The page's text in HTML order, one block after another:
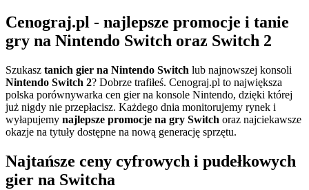
Cenograj.pl - najlepsze promocje i tanie
gry na Nintendo Switch oraz Switch 2
Szukasz tanich gier na Nintendo Switch lub najnowszej konsoli
Nintendo Switch 2? Dobrze trafiłeś. Cenograj.pl to największa
polska porównywarka cen gier na konsole Nintendo, dzięki której
już nigdy nie przepłacisz. Każdego dnia monitorujemy rynek i
wyłapujemy najlepsze promocje na gry Switch oraz najciekawsze
okazje na tytuły dostępne na nową generację sprzętu.
Najtańsze ceny cyfrowych i pudełkowych
gier na Switcha